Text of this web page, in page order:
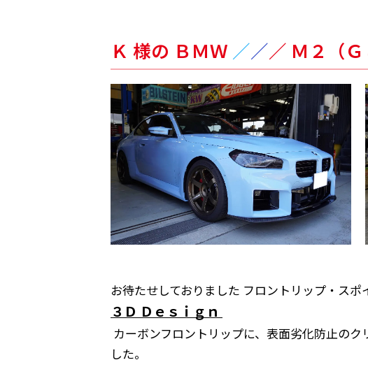
Ｋ 様の ＢＭＷ ／／／ Ｍ２（Ｇ
お待たせしておりました フロントリップ・スポ
３Ｄ Ｄｅｓｉｇｎ
カーボンフロントリップに、表面劣化防止の
した。